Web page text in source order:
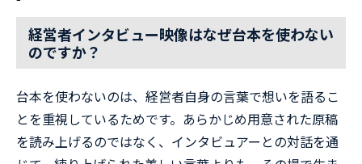
経営者インタビュー映像はなぜ台本を使わない
のですか？
台本を使わないのは、経営者自身の言葉で想いを語るこ
とを重視しているためです。あらかじめ用意された原稿
を読み上げるのではなく、インタビュアーとの対話を通